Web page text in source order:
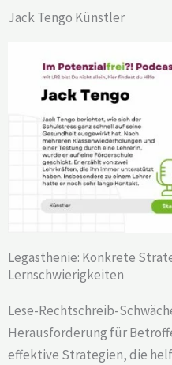
Jack Tengo Künstler
Legasthenie: Konkrete
Lernschwierigkeiten
Lese-Rechtschreib-
Herausforderung für
effektive Strategien, die